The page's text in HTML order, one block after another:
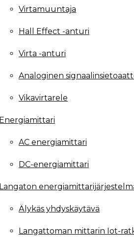
Virtamuuntaja
Hall Effect -anturi
Virta -anturi
Analoginen
Vikavirtarele
Energiamittari
AC energiamittari
DC-energiamittari
Langaton
Älykäs yhdyskäytävä
Langattoman mittarin Iot-